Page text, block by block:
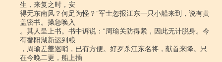
生，来复之时，安
得无东南风？何足为怪？”军士忽报江东一只小船来到，说有黄
盖密书。操急唤入
。其人呈上书。书中诉说：“周瑜关防得紧，因此无计脱身。今
有鄱阳湖新运到粮
，周瑜差盖巡哨，已有方便。好歹杀江东名将，献首来降。只
在今晚二更，船上插